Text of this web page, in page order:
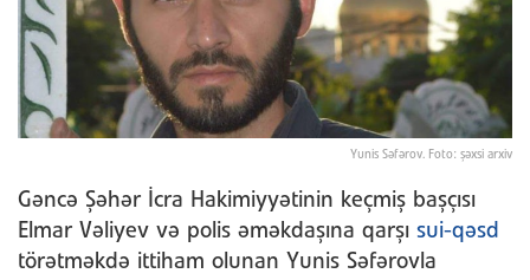
Yunis Səfərov. Foto: şəxsi arxiv
Gəncə Şəhər İcra Hakimiyyətinin keçmiş başçısı
Elmar Vəliyev və polis əməkdaşına qarşı sui-qəsd
törətməkdə ittiham olunan Yunis Səfərovla